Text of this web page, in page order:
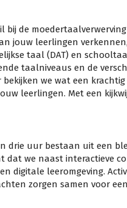
bij de
jouw leerlingen
taal (DAT) en
taalniveaus en de
bekijken we wat een
leerlingen. Met een
drie uur bestaan uit een
dat we naast interactieve
digitale leeromgeving.
zorgen samen voor